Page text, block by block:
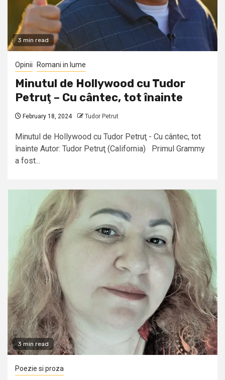
3 min read
Opinii Romani in lume
Minutul de Hollywood cu Tudor
Petruţ – Cu cântec, tot înainte
February 18, 2024 Tudor Petrut
Minutul de Hollywood cu Tudor Petruţ - Cu cântec, tot
înainte Autor: Tudor Petruţ (California) Primul Grammy
a fost...
3 min read
Poezie si proza